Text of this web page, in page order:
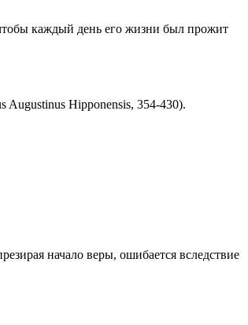
каждый день его жизни был прожит
Augustinus Hipponensis, 354-430).
начало веры, ошибается вследствие